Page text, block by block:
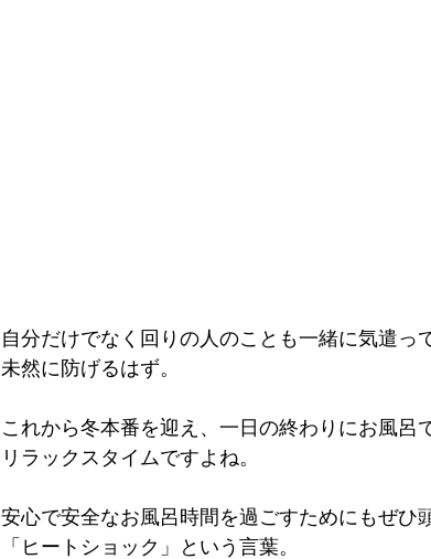
自分だけでなく回りの人のことも一緒に気遣っ
未然に防げるはず。
これから冬本番を迎え、一日の終わりにお風呂
リラックスタイムですよね。
安心で安全なお風呂時間を過ごすためにもぜひ
「ヒートショック」という言葉。